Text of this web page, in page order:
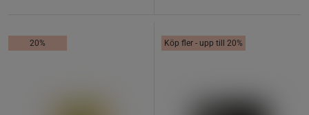
20% Köp fler - upp till 20%